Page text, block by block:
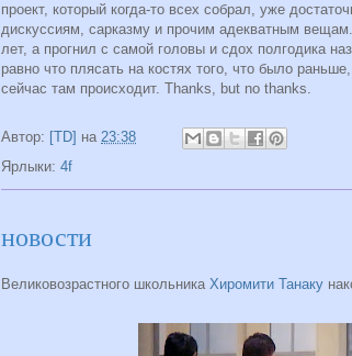
проект, который когда-то всех собрал, уже
дискуссиям, сарказму и прочим адекватным
лет, а прогнил с самой головы и сдох полгодика
равно что плясать на костях того, что было
сейчас там происходит. Thanks, but no thanks.
Автор: [TD] на 23:38
Ярлыки: 4f
новости
Великовозрастного школьника Хиромити Танаку